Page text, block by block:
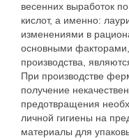
весенних выработок
кислот, а именно:
изменениями в
основными
производства,
При производстве
получение
предотвращения
личной гигиены на
материалы для